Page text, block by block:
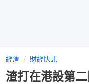
經濟 財經快訊
渣打在港設第